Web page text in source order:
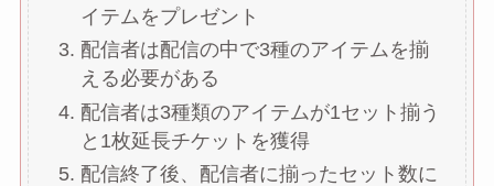
イテムをプレゼント
配信者は配信の中で3種のアイテムを揃
える必要がある
配信者は3種類のアイテムが1セット揃う
と1枚延長チケットを獲得
配信終了後、配信者に揃ったセット数に